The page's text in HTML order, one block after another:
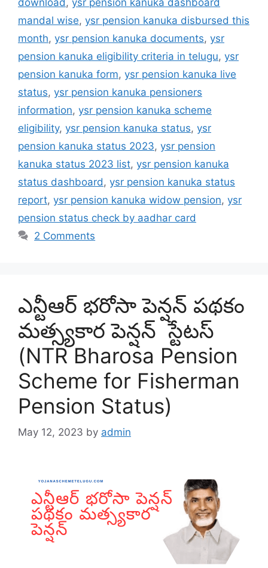
mandal wise, ysr pension kanuka disbursed this
month, ysr pension kanuka documents, ysr
pension kanuka eligibility criteria in telugu, ysr
pension kanuka form, ysr pension kanuka live
status, ysr pension kanuka pensioners
information, ysr pension kanuka scheme
eligibility, ysr pension kanuka status, ysr
pension kanuka status 2023, ysr pension
kanuka status 2023 list, ysr pension kanuka
status dashboard , ysr pension kanuka status
report, ysr pension kanuka widow pension, ysr
pension status check by aadhar card
2 Comments
ఎన్టీఆర్ భరోసా పెన్షన్ పథకం
మత్స్యకార పెన్షన్ స్టేటస్
(NTR Bharosa Pension
Scheme for Fisherman
Pension Status)
May 12, 2023 by admin